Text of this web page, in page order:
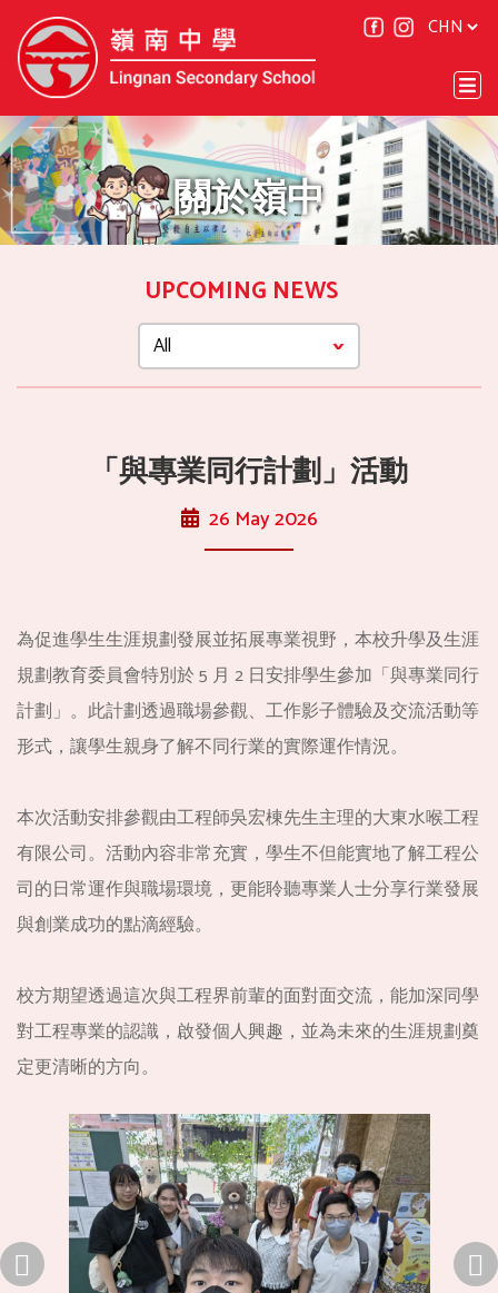
關於嶺中
UPCOMING NEWS
「與專業同行計劃」活動
26 May 2026
為促進學生生涯規劃發展並拓展專業視野，本校升學及生涯
規劃教育委員會特別於 5 月 2 日安排學生參加「與專業同行
計劃」。此計劃透過職場參觀、工作影子體驗及交流活動等
形式，讓學生親身了解不同行業的實際運作情況。
本次活動安排參觀由工程師吳宏棟先生主理的大東水喉工程
有限公司。活動內容非常充實，學生不但能實地了解工程公
司的日常運作與職場環境，更能聆聽專業人士分享行業發展
與創業成功的點滴經驗。
校方期望透過這次與工程界前輩的面對面交流，能加深同學
對工程專業的認識，啟發個人興趣，並為未來的生涯規劃奠
定更清晰的方向。